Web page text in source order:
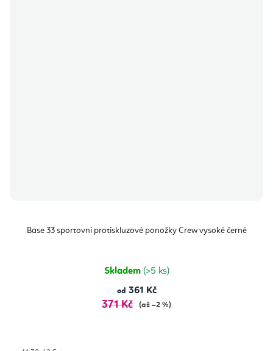
Base 33 sportovní protiskluzové ponožky Crew vysoké černé
Skladem (>5 ks)
od 361 Kč
371 Kč (až –2 %)